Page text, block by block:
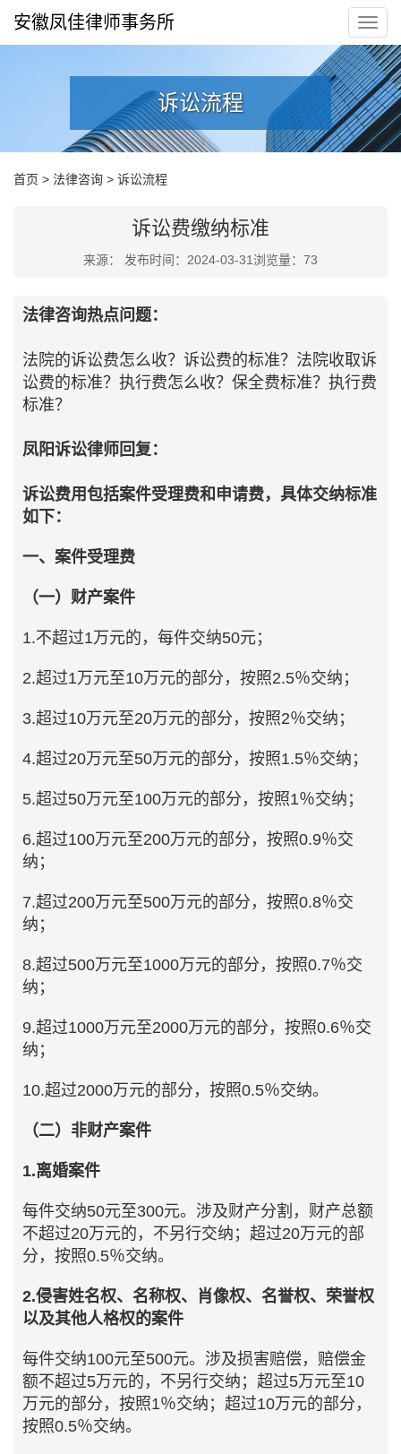
安徽凤佳律师事务所
诉讼流程
首页 > 法律咨询 > 诉讼流程
诉讼费缴纳标准
来源： 发布时间：2024-03-31浏览量： 73
法律咨询热点问题：
法院的诉讼费怎么收？诉讼费的标准？法院收取诉
讼费的标准？执行费怎么收？保全费标准？执行费
标准？
凤阳诉讼律师回复：
诉讼费用包括案件受理费和申请费，具体交纳标准
如下：
一、案件受理费
（一）财产案件
1.不超过1万元的，每件交纳50元；
2.超过1万元至10万元的部分，按照2.5％交纳；
3.超过10万元至20万元的部分，按照2％交纳；
4.超过20万元至50万元的部分，按照1.5％交纳；
5.超过50万元至100万元的部分，按照1％交纳；
6.超过100万元至200万元的部分，按照0.9％交
纳；
7.超过200万元至500万元的部分，按照0.8％交
纳；
8.超过500万元至1000万元的部分，按照0.7％交
纳；
9.超过1000万元至2000万元的部分，按照0.6％交
纳；
10.超过2000万元的部分，按照0.5％交纳。
（二）非财产案件
1.离婚案件
每件交纳50元至300元。涉及财产分割，财产总额
不超过20万元的，不另行交纳；超过20万元的部
分，按照0.5％交纳。
2.侵害姓名权、名称权、肖像权、名誉权、荣誉权
以及其他人格权的案件
每件交纳100元至500元。涉及损害赔偿，赔偿金
额不超过5万元的，不另行交纳；超过5万元至10
万元的部分，按照1％交纳；超过10万元的部分，
按照0.5％交纳。